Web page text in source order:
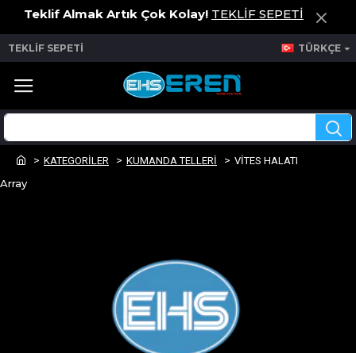
Teklif Almak Artık Çok Kolay! TEKLİF SEPETİ
TEKLİF SEPETİ TÜRKÇE
KATEGORİLER KUMANDA TELLERİ VİTES HALATI
Array